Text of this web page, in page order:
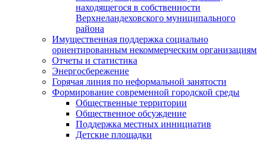
находящегося в собственности
Верхнеландеховского муниципального
района
Имущественная поддержка социально
ориентированным некоммерческим организациям
Отчеты и статистика
Энергосбережение
Горячая линия по неформальной занятости
Формирование современной городской среды
Общественные территории
Общественное обсуждение
Поддержка местных иннициатив
Детские площадки